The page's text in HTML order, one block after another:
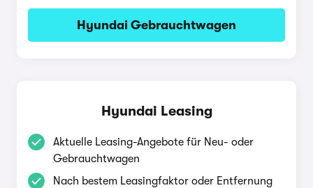
Hyundai Gebrauchtwagen
Hyundai Leasing
Aktuelle Leasing-Angebote für Neu- oder
Gebrauchtwagen
Nach bestem Leasingfaktor oder Entfernung